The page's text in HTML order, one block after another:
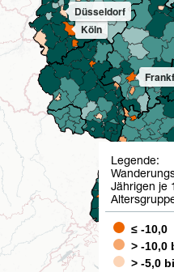
Köln
Düsseldorf
Legende:
Jährigen je
≤ -10,0
> -10,0
> -5,0